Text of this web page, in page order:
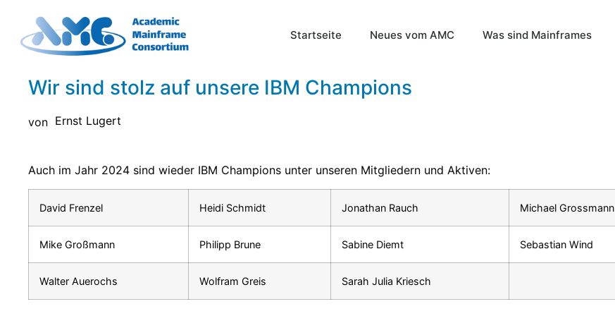
Startseite Neues vom AMC Was sind Mainframes
Wir sind stolz auf unsere IBM Champions
von Ernst Lugert
Auch im Jahr 2024 sind wieder IBM Champions unter unseren Mitgliedern und Aktiven:
David Frenzel Heidi Schmidt Jonathan Rauch Michael Grossmann
Mike Großmann Philipp Brune Sabine Diemt Sebastian Wind
Walter Auerochs Wolfram Greis Sarah Julia Kriesch